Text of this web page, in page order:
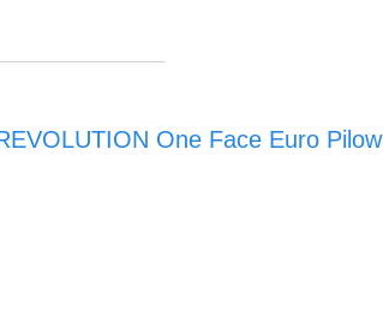
One Face Euro Pilow